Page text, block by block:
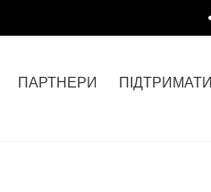
ПАРТНЕРИ ПІДТРИМАТИ